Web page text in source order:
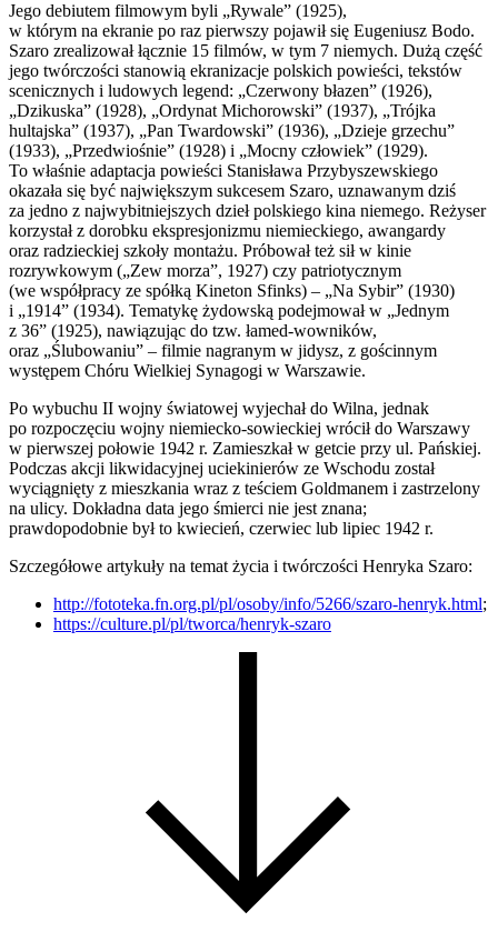
Jego debiutem filmowym byli „Rywale” (1925),
w którym na ekranie po raz pierwszy pojawił się Eugeniusz Bodo.
Szaro zrealizował łącznie 15 filmów, w tym 7 niemych. Dużą część
jego twórczości stanowią ekranizacje polskich powieści, tekstów
scenicznych i ludowych legend: „Czerwony błazen” (1926),
„Dzikuska” (1928), „Ordynat Michorowski” (1937), „Trójka
hultajska” (1937), „Pan Twardowski” (1936), „Dzieje grzechu”
(1933), „Przedwiośnie” (1928) i „Mocny człowiek” (1929).
To właśnie adaptacja powieści Stanisława Przybyszewskiego
okazała się być największym sukcesem Szaro, uznawanym dziś
za jedno z najwybitniejszych dzieł polskiego kina niemego. Reżyser
korzystał z dorobku ekspresjonizmu niemieckiego, awangardy
oraz radzieckiej szkoły montażu. Próbował też sił w kinie
rozrywkowym („Zew morza”, 1927) czy patriotycznym
(we współpracy ze spółką Kineton Sfinks) – „Na Sybir” (1930)
i „1914” (1934). Tematykę żydowską podejmował w „Jednym
z 36” (1925), nawiązując do tzw. łamed-wowników,
oraz „Ślubowaniu” – filmie nagranym w jidysz, z gościnnym
występem Chóru Wielkiej Synagogi w Warszawie.
Po wybuchu II wojny światowej wyjechał do Wilna, jednak
po rozpoczęciu wojny niemiecko-sowieckiej wrócił do Warszawy
w pierwszej połowie 1942 r. Zamieszkał w getcie przy ul. Pańskiej.
Podczas akcji likwidacyjnej uciekinierów ze Wschodu został
wyciągnięty z mieszkania wraz z teściem Goldmanem i zastrzelony
na ulicy. Dokładna data jego śmierci nie jest znana;
prawdopodobnie był to kwiecień, czerwiec lub lipiec 1942 r.
Szczegółowe artykuły na temat życia i twórczości Henryka Szaro:
http://fototeka.fn.org.pl/pl/osoby/info/5266/szaro-henryk.html;
https://culture.pl/pl/tworca/henryk-szaro